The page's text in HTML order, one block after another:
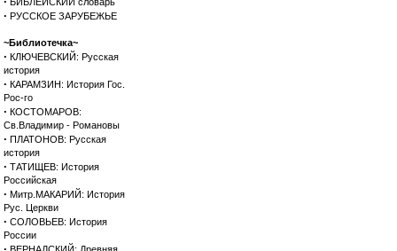
· РУССКОЕ ЗАРУБЕЖЬЕ
~Библиотечка~
· КЛЮЧЕВСКИЙ: Русская
история
· КАРАМЗИН: История Гос.
Рос-го
· КОСТОМАРОВ:
Св.Владимир - Романовы
· ПЛАТОНОВ: Русская
история
· ТАТИЩЕВ: История
Российская
· Митр.МАКАРИЙ: История
Рус. Церкви
· СОЛОВЬЕВ: История
России